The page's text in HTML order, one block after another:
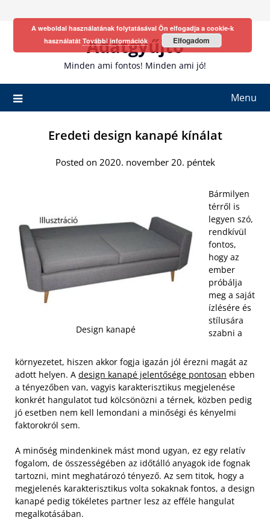
Adatgyűjtő
Minden ami fontos! Minden ami jó!
Menu
Eredeti design kanapé kínálat
Posted on 2020. november 20. péntek
Design kanapé
Bármilyen
térről is
legyen szó,
rendkívül
fontos,
hogy az
ember
próbálja
meg a saját
ízlésére és
stílusára
szabni a
környezetet, hiszen akkor fogja igazán jól érezni magát az
adott helyen. A design kanapé jelentősége pontosan ebben
a tényezőben van, vagyis karakterisztikus megjelenése
konkrét hangulatot tud kölcsönözni a térnek, közben pedig
jó esetben nem kell lemondani a minőségi és kényelmi
faktorokról sem.
A minőség mindenkinek mást mond ugyan, ez egy relatív
fogalom, de összességében az időtálló anyagok ide fognak
tartozni, mint meghatározó tényező. Az sem titok, hogy a
megjelenés karakterisztikus volta sokaknak fontos, a design
kanapé pedig tökéletes partner lesz az efféle hangulat
megalkotásában.
A weboldal használatának folytatásával Ön elfogadja a cookie-k
használatát További információk Elfogadom